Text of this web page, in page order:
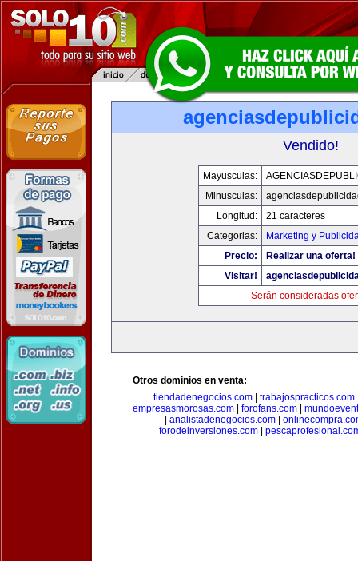
Vendido!
Mayusculas:
Minusculas:
Longitud:
21 caracteres
Categorias:
Marketing y
Precio:
Realizar una oferta!
Visitar!
Serán consideradas
Otros dominios en venta:
tiendadenegocios.com
trabajospracticos.com
empresasmorosas.com
forofans.com
analistadenegocios.com
forodeinversiones.com